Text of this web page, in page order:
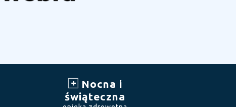
Nocna i
świąteczna